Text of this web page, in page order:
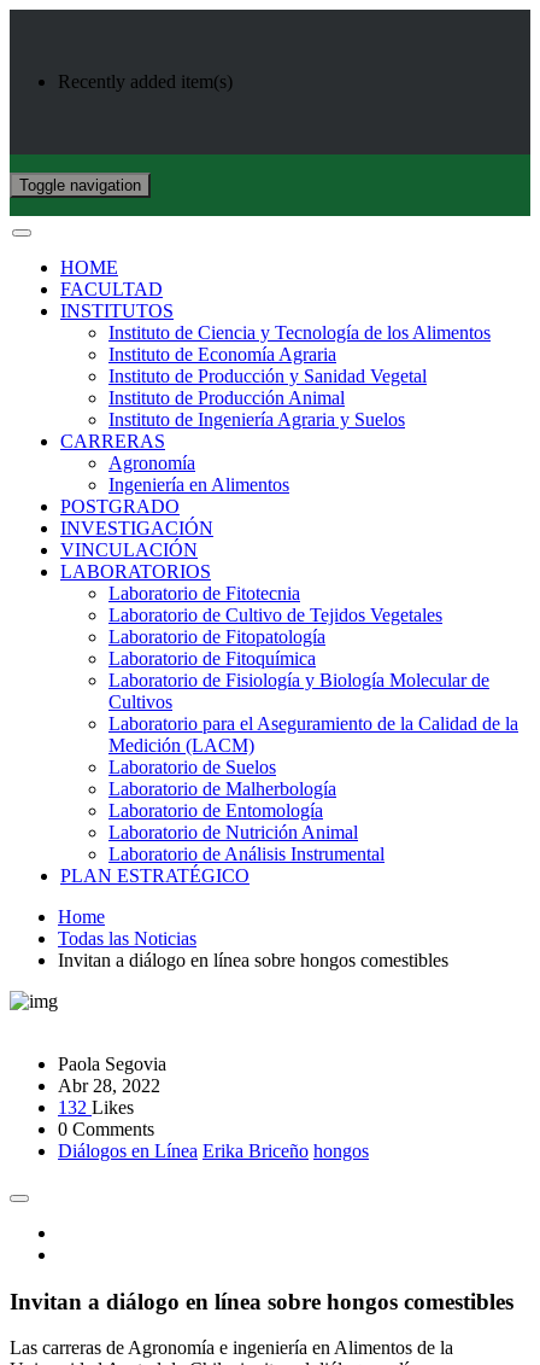
Recently added item(s)
Toggle navigation
HOME
FACULTAD
INSTITUTOS
Instituto de Ciencia y Tecnología de los Alimentos
Instituto de Economía Agraria
Instituto de Producción y Sanidad Vegetal
Instituto de Producción Animal
Instituto de Ingeniería Agraria y Suelos
CARRERAS
Agronomía
Ingeniería en Alimentos
POSTGRADO
INVESTIGACIÓN
VINCULACIÓN
LABORATORIOS
Laboratorio de Fitotecnia
Laboratorio de Cultivo de Tejidos Vegetales
Laboratorio de Fitopatología
Laboratorio de Fitoquímica
Laboratorio de Fisiología y Biología Molecular de
Cultivos
Laboratorio para el Aseguramiento de la Calidad de la
Medición (LACM)
Laboratorio de Suelos
Laboratorio de Malherbología
Laboratorio de Entomología
Laboratorio de Nutrición Animal
Laboratorio de Análisis Instrumental
PLAN ESTRATÉGICO
Home
Todas las Noticias
Invitan a diálogo en línea sobre hongos comestibles
Paola Segovia
Abr 28, 2022
132 Likes
0 Comments
Diálogos en Línea Erika Briceño hongos
Invitan a diálogo en línea sobre hongos comestibles
Las carreras de Agronomía e ingeniería en Alimentos de la